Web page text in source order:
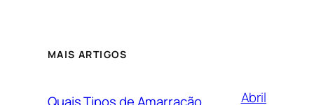
MAIS ARTIGOS
Abril